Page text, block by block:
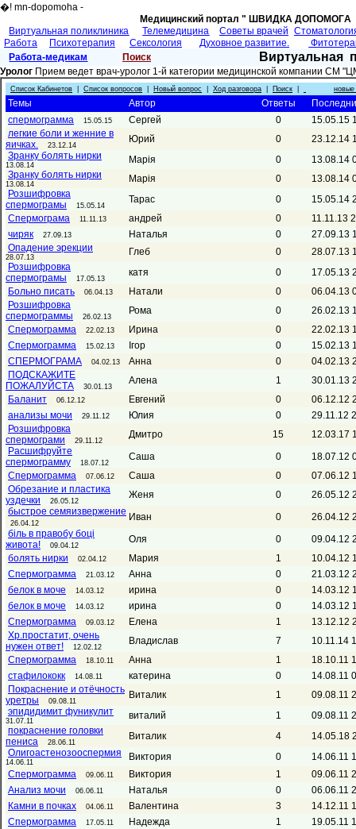
�! mn-dopomoha -
Медицинский портал " ШВИДКА
Виртуальная поликлиника
Телемедицина Советы врачей
Работа
Психотерапия Сексология Духовное развитие.
Работа-медикам
Поиск Виртуальная
Уролог Прием ведет врач-уролог 1-й категории медицинской компании СМ
Список Кабинетов Список вопросов Новый вопрос Ход разговора Поиск новые
Темы Автор Ответы
спермограмма
15.05.15 Сергей 0
15.05.15
легкие боли и женние в
яичках.
23.12.14
Юрий 0
23.12.14
Зранку болять нирки
13.08.14 Марія 0
13.08.14
Зранку болять нирки
13.08.14 Марія 0
13.08.14
Розшифровка
спермограмы
15.05.14
Тарас 0
15.05.14
Спермограма
11.11.13 андрей 0
11.11.13
чиряк
27.09.13 Наталья 0
27.09.13
Опадение эрекции
28.07.13 Глеб 0
28.07.13
Розшифровка
спермограмы
17.05.13
катя 0
17.05.13
Больно писать
06.04.13 Натали 0
06.04.13
Розшифровка
спермограммы
26.02.13
Рома 0
26.02.13
Спермограмма
22.02.13 Ирина 0
22.02.13
Спермограмма
15.02.13 Ігор 0
15.02.13
СПЕРМОГРАМА
04.02.13 Анна 0
04.02.13
ПОДСКАЖИТЕ
ПОЖАЛУЙСТА
30.01.13
Алена 1
30.01.13
Баланит
06.12.12 Евгений 0
06.12.12
анализы мочи
29.11.12 Юлия 0
29.11.12
Розшифровка
спермограми
29.11.12
Дмитро 15
12.03.17
Расшифруйте
спермограмму
18.07.12
Саша 0
18.07.12
Спермограмма
07.06.12 Саша 0
07.06.12
Обрезание и пластика
уздечки
26.05.12
Женя 0
26.05.12
быстрое семяизвержение
26.04.12
Иван 0
26.04.12
біль в правобу боці
живота!
09.04.12
Оля 0
09.04.12
болять нирки
02.04.12 Мария 1
10.04.12
Спермограмма
21.03.12 Анна 0
21.03.12
белок в моче
14.03.12 ирина 0
14.03.12
белок в моче
14.03.12 ирина 0
14.03.12
Спермограмма
09.03.12 Елена 1
13.12.12
Хр.простатит, очень
нужен ответ!
12.02.12
Владислав 7
10.11.14
Спермограмма
18.10.11 Анна 1
18.10.11
стафилококк
14.08.11 катерина 0
14.08.11
Покраснение и отёчность
уретры
09.08.11
Виталик 1
09.08.11
эпидидимит фуникулит
31.07.11 виталий 1
09.08.11
покраснение головки
пениса
28.06.11
Виталик 4
14.05.18
Олигоастенозооспермия
14.06.11 Виктория 0
14.06.11
Спермограмма
09.06.11 Виктория 1
09.06.11
Анализ мочи
06.06.11 Наталья 0
06.06.11
Камни в почках
04.06.11 Валентина 3
14.12.11
Спермограмма
17.05.11 Надежда 1
19.05.11